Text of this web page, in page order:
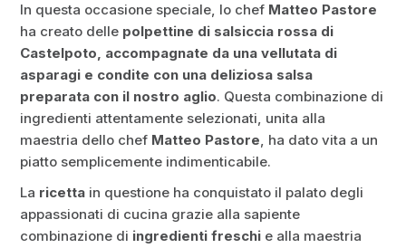
In questa occasione speciale, lo chef Matteo Pastore
ha creato delle polpettine di salsiccia rossa di
Castelpoto, accompagnate da una vellutata di
asparagi e condite con una deliziosa salsa
preparata con il nostro aglio. Questa combinazione di
ingredienti attentamente selezionati, unita alla
maestria dello chef Matteo Pastore, ha dato vita a un
piatto semplicemente indimenticabile.
La ricetta in questione ha conquistato il palato degli
appassionati di cucina grazie alla sapiente
combinazione di ingredienti freschi e alla maestria